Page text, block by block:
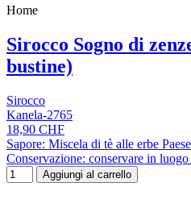
Home
Sirocco Sogno di
bustine)
Sirocco
Kanela-2765
18,90 CHF
Sapore: Miscela di tè alle erbe
Conservazione: conservare in
Aggiungi al carrello